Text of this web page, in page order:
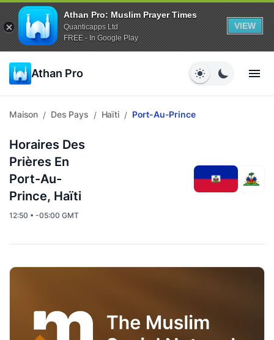
Athan Pro: Muslim Prayer Times
Quanticapps Ltd
FREE - In Google Play
VIEW
Athan Pro
Maison / Des Pays / Haïti / Port-Au-Prince
Horaires Des
Prières En
Port-Au-
Prince, Haïti
12:50 • -05:00 GMT